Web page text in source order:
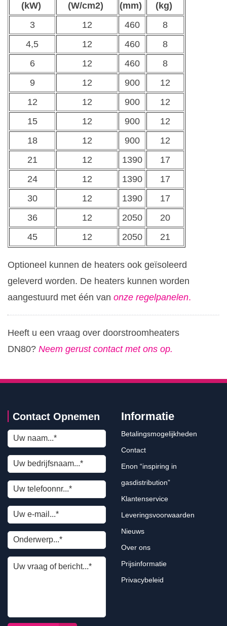
(kW)
(W/cm2)
(mm)
(kg)
3
12 460
8
4,5
12 460
8
6
12 460
8
9
12 900
12
12
12 900
12
15
12 900
12
18
12 900
12
21
12 1390
17
24
12 1390
17
30
12 1390
17
36
12 2050
20
45
12 2050 21
Optioneel kunnen de heaters ook geïsoleerd
geleverd worden. De heaters kunnen worden
aangestuurd met één van onze regelpanelen.
Heeft u een vraag over doorstroomheaters
DN80? Neem gerust contact met ons op.
Contact Opnemen Informatie
Betalingsmogelijkheden
Contact
Enon “inspiring in
gasdistribution”
Klantenservice
Leveringsvoorwaarden
Nieuws
Over ons
Prijsinformatie
Privacybeleid